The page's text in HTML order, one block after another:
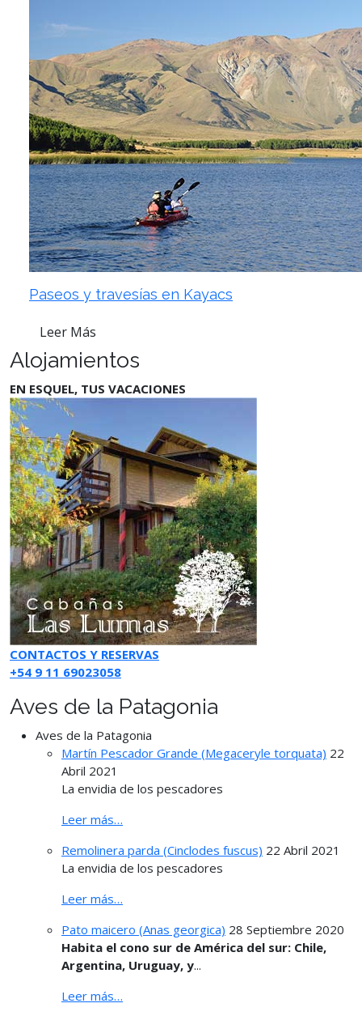
Paseos y travesías en Kayacs
Leer Más
Alojamientos
EN ESQUEL, TUS VACACIONES
CONTACTOS Y RESERVAS
+54 9 11 69023058
Aves de la Patagonia
Aves de la Patagonia
Martín Pescador Grande (Megaceryle torquata) 22
Abril 2021
La envidia de los pescadores
Leer más…
Remolinera parda (Cinclodes fuscus) 22 Abril 2021
La envidia de los pescadores
Leer más…
Pato maicero (Anas georgica) 28 Septiembre 2020
Habita el cono sur de América del sur: Chile,
Argentina, Uruguay, y...
Leer más…